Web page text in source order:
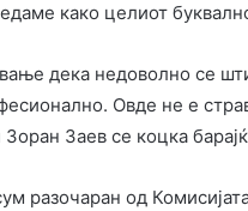
како целиот
дека недоволно се
Овде не е
Заев се коцка
разочаран од